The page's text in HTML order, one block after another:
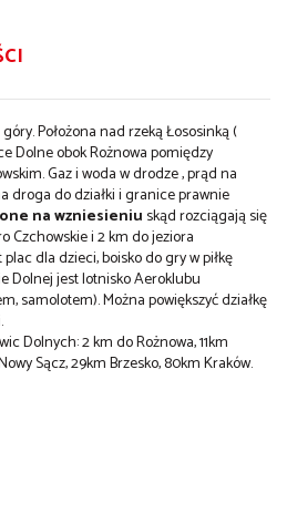
Położona nad rzeką Łososinką (
Dolne obok Rożnowa pomiędzy
Gaz i woda w drodze , prąd na
droga do działki i granice prawnie
na wzniesieniu skąd rozciągają się
Czchowskie i 2 km do jeziora
dla dzieci, boisko do gry w piłkę
Dolnej jest lotnisko Aeroklubu
samolotem). Można powiększyć działkę
Dolnych: 2 km do Rożnowa, 11km
Sącz, 29km Brzesko, 80km Kraków.